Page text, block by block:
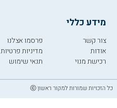
מידע כללי
צור קשר
אודות
רכישת מנוי
פרסמו אצלנו
מדיניות פרטיות
תנאי שימוש
כל הזכויות שמורות למקור ראשון ⓒ